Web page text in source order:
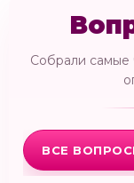
Собрали самые
ВСЕ